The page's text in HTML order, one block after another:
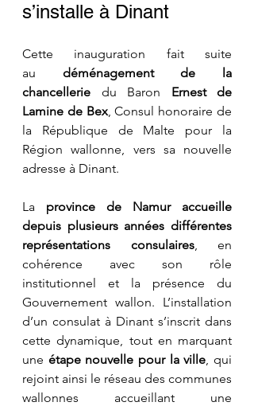
s’installe à Dinant
Cette inauguration fait suite
au déménagement de la
chancellerie du Baron Ernest de
Lamine de Bex, Consul honoraire de
la République de Malte pour la
Région wallonne, vers sa nouvelle
adresse à Dinant.
La province de Namur accueille
depuis plusieurs années différentes
représentations consulaires, en
cohérence avec son rôle
institutionnel et la présence du
Gouvernement wallon. L’installation
d’un consulat à Dinant s’inscrit dans
cette dynamique, tout en marquant
une étape nouvelle pour la ville, qui
rejoint ainsi le réseau des communes
wallonnes accueillant une